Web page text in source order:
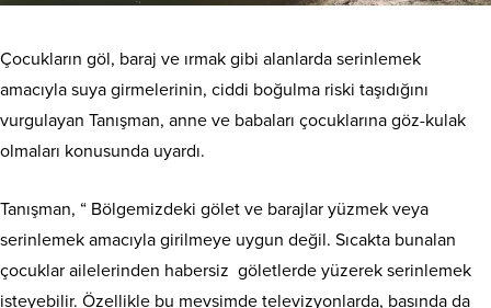
Çocukların göl, baraj ve ırmak gibi alanlarda serinlemek
amacıyla suya girmelerinin, ciddi boğulma riski taşıdığını
vurgulayan Tanışman, anne ve babaları çocuklarına göz-kulak
olmaları konusunda uyardı.
Tanışman, “ Bölgemizdeki gölet ve barajlar yüzmek veya
serinlemek amacıyla girilmeye uygun değil. Sıcakta bunalan
çocuklar ailelerinden habersiz göletlerde yüzerek serinlemek
isteyebilir. Özellikle bu mevsimde televizyonlarda, basında da